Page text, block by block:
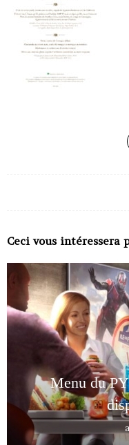
Ceci vous intéressera
Menu du